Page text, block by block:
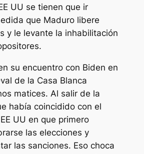
UU se tienen que ir
que Maduro libere
y le levante la inhabilitación
su encuentro con Biden en
de la Casa Blanca
matices. Al salir de la
había coincidido con el
UU en que primero
las elecciones y
las sanciones. Eso choca